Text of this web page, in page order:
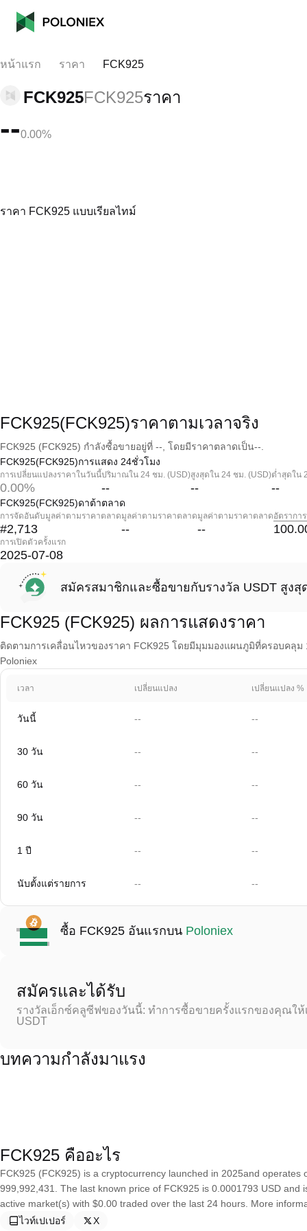
หน้าแรก ราคา FCK925
FCK925FCK925ราคา
--0.00%
ราคา FCK925 แบบเรียลไทม์
FCK925(FCK925)ราคาตามเวลาจริง
FCK925 (FCK925) กำลังซื้อขายอยู่ที่ --, โดยมีราคาตลาดเป็น--.
FCK925(FCK925)การแสดง 24ชั่วโมง
การเปลี่ยนแปลงราคาในวันนี้
0.00%
ปริมาณใน 24 ชม. (USD)
--
สูงสุดใน 24 ชม. (USD)
--
ต่ำสุดใน
--
FCK925(FCK925)ดาต้าตลาด
การจัดอันดับมูลค่าตามราคาตลาด
#2,713
มูลค่าตามราคาตลาด
--
มูลค่าตามราคาตลาด
--
อัตรากา
การเปิดตัวครั้งแรก
2025-07-08
สมัครสมาชิกและซื้อขายกับรางวัล USDT สูงสุ
FCK925 (FCK925) ผลการแสดงราคา
ติดตามการเคลื่อนไหวของราคา FCK925 โดยมีมุมมองแผนภูมิที่ครอบคลุ
Poloniex
เวลา เปลี่ยนแปลง เปลี่ยนแปลง %
วันนี้ -- --
30 วัน -- --
60 วัน -- --
90 วัน -- --
1 ปี -- --
นับตั้งแต่รายการ -- --
ซื้อ FCK925 อันแรกบน Poloniex
สมัครและได้รับ
รางวัลเอ็กซ์คลูซีฟของวันนี้: ทำการซื้อขายครั้งแรกของคุณใ
USDT
บทความกำลังมาแรง
FCK925 คืออะไร
FCK925 (FCK925) is a cryptocurrency launched in 2025and
999,992,431. The last known price of FCK925 is 0.0001793 USD
active market(s) with $0.00 traded over the last 24 hours. More
ไวท์เปเปอร์
X